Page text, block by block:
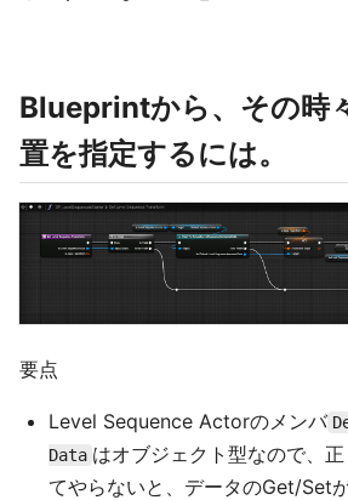
Blueprintから、その時
置を指定するには。
要点
Level Sequence Actorのメンバ
Data はオブジェクト型なので、
てやらないと、データのGet/Setが